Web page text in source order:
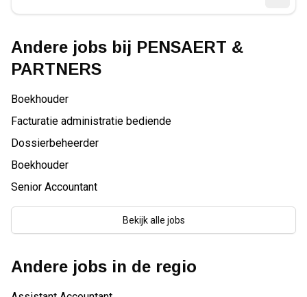
Andere jobs bij PENSAERT &
PARTNERS
Boekhouder
Facturatie administratie bediende
Dossierbeheerder
Boekhouder
Senior Accountant
Bekijk alle jobs
Andere jobs in de regio